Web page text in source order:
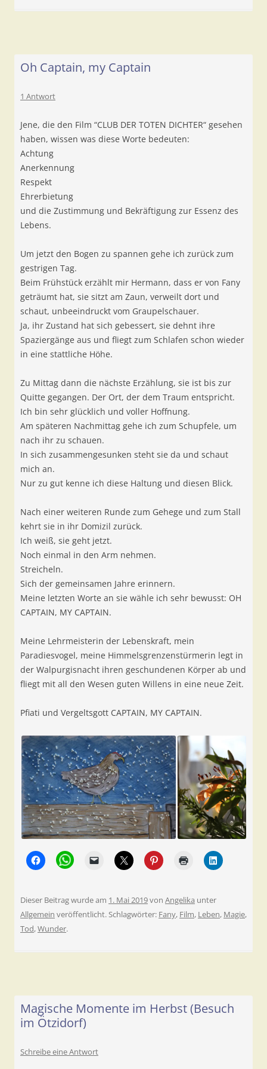
Oh Captain, my Captain
1 Antwort
Jene, die den Film “CLUB DER TOTEN DICHTER“ gesehen
haben, wissen was diese Worte bedeuten:
Achtung
Anerkennung
Respekt
Ehrerbietung
und die Zustimmung und Bekräftigung zur Essenz des
Lebens.
Um jetzt den Bogen zu spannen gehe ich zurück zum
gestrigen Tag.
Beim Frühstück erzählt mir Hermann, dass er von Fany
geträumt hat, sie sitzt am Zaun, verweilt dort und
schaut, unbeeindruckt vom Graupelschauer.
Ja, ihr Zustand hat sich gebessert, sie dehnt ihre
Spaziergänge aus und fliegt zum Schlafen schon wieder
in eine stattliche Höhe.
Zu Mittag dann die nächste Erzählung, sie ist bis zur
Quitte gegangen. Der Ort, der dem Traum entspricht.
Ich bin sehr glücklich und voller Hoffnung.
Am späteren Nachmittag gehe ich zum Schupfele, um
nach ihr zu schauen.
In sich zusammengesunken steht sie da und schaut
mich an.
Nur zu gut kenne ich diese Haltung und diesen Blick.
Nach einer weiteren Runde zum Gehege und zum Stall
kehrt sie in ihr Domizil zurück.
Ich weiß, sie geht jetzt.
Noch einmal in den Arm nehmen.
Streicheln.
Sich der gemeinsamen Jahre erinnern.
Meine letzten Worte an sie wähle ich sehr bewusst: OH
CAPTAIN, MY CAPTAIN.
Meine Lehrmeisterin der Lebenskraft, mein
Paradiesvogel, meine Himmelsgrenzenstürmerin legt in
der Walpurgisnacht ihren geschundenen Körper ab und
fliegt mit all den Wesen guten Willens in eine neue Zeit.
Pfiati und Vergeltsgott CAPTAIN, MY CAPTAIN.
Dieser Beitrag wurde am 1. Mai 2019von Angelika unter
Allgemein veröffentlicht. Schlagwörter: Fany, Film, Leben, Magie,
Tod,Wunder.
Magische Momente im Herbst (Besuch
im Ötzidorf)
Schreibe eine Antwort